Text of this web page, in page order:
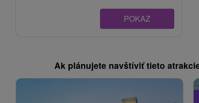
POKAZ
Ak plánujete navštíviť tieto